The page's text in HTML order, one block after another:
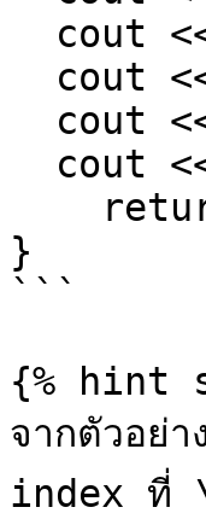
}
```
{% hint
จากตัวอย่
index ที่